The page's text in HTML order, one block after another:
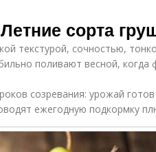
сорта
текстурой, сочностью,
поливают весной, когда
созревания: урожай
ежегодную подкормку